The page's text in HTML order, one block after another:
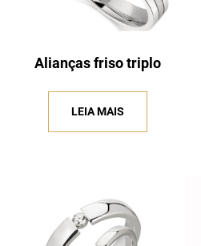
Alianças friso triplo
LEIA MAIS